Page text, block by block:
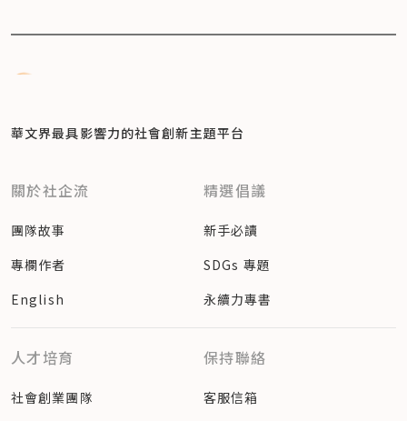
華文界最具影響力的社會創新主題平台
關於社企流
團隊故事
專欄作者
English
精選倡議
新手必讀
SDGs 專題
永續力專書
人才培育
社會創業團隊
保持聯絡
客服信箱